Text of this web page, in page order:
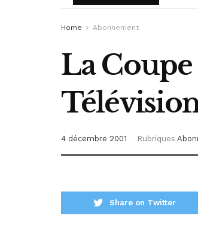
Home Abonnement
La Coupe
4 décembre 2001 Rubriques
Share on Twitter